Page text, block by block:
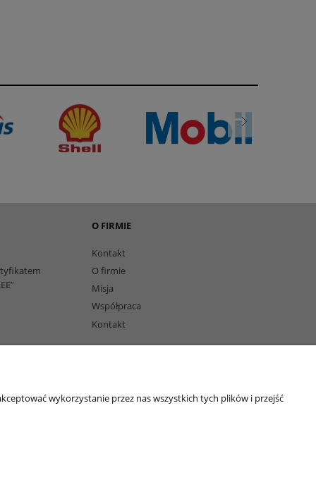
O FIRMIE
Kontakt
O firmie
Misja
Współpraca
Kontakt
wykorzystanie przez nas wszystkich tych plików i przejść